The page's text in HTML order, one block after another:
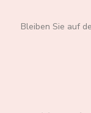
Bleiben Sie auf